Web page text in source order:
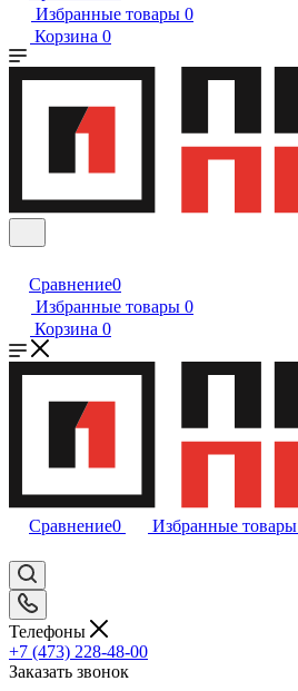
Избранные товары 0
Корзина 0
Сравнение0
Избранные товары 0
Корзина 0
Сравнение0 Избранные товары
Телефоны
+7 (473) 228-48-00
Заказать звонок